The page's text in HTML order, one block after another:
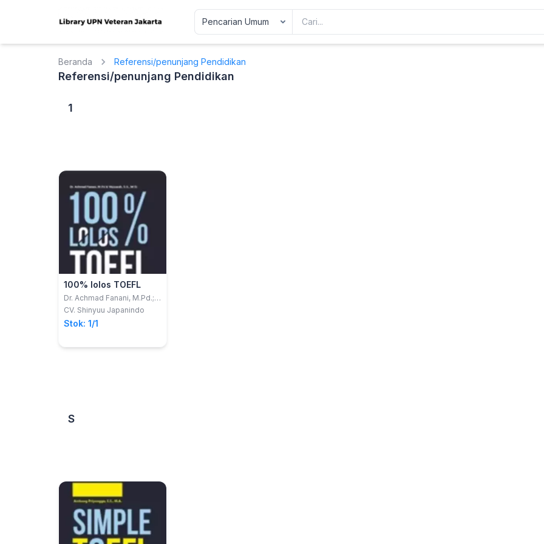
Beranda Referensi/penunjang Pendidikan
Referensi/penunjang Pendidikan
1
100% lolos TOEFL
Dr. Achmad Fanani, M.Pd.;
Maisarah, S.S., M.Si.
CV. Shinyuu Japanindo
Stok: 1/1
S